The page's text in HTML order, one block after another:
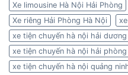
Xe limousine Hà Nội Hải Phòng
Xe riêng Hải Phòng Hà Nội
xe tiện chuyến hà nội hải dương
xe tiện chuyến hà nội hải phòng
xe tiện chuyến hà nội quảng